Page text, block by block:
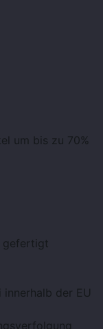
um bis zu 70%
gefertigt
der EU